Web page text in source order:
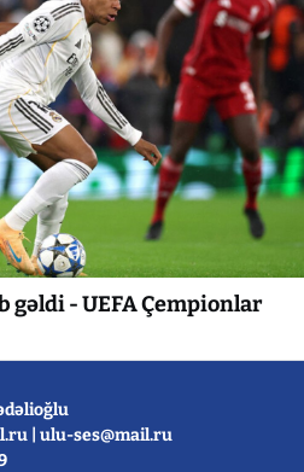
gəldi - UEFA Çempionlar
ulu-ses@mail.ru